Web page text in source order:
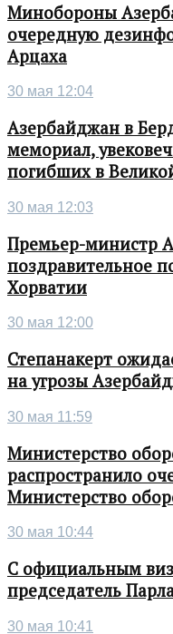
Минобороны
очередную
Арцаха
30 мая 12:04
Азербайджан в
мемориал,
погибших в
30 мая 12:03
Премьер-министр
поздравительное
Хорватии
30 мая 12:00
Степанакерт
на угрозы
30 мая 11:59
Министерство
распространило
Министерство
30 мая 10:44
С официальным
председатель
30 мая 10:41